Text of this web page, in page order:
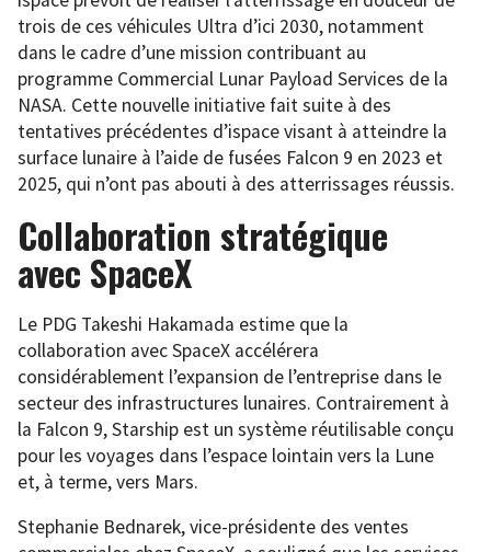
trois de ces véhicules Ultra d’ici 2030, notamment
dans le cadre d’une mission contribuant au
programme Commercial Lunar Payload Services de la
NASA. Cette nouvelle initiative fait suite à des
tentatives précédentes d’ispace visant à atteindre la
surface lunaire à l’aide de fusées Falcon 9 en 2023 et
2025, qui n’ont pas abouti à des atterrissages réussis.
Collaboration stratégique
avec SpaceX
Le PDG Takeshi Hakamada estime que la
collaboration avec SpaceX accélérera
considérablement l’expansion de l’entreprise dans le
secteur des infrastructures lunaires. Contrairement à
la Falcon 9, Starship est un système réutilisable conçu
pour les voyages dans l’espace lointain vers la Lune
et, à terme, vers Mars.
Stephanie Bednarek, vice-présidente des ventes